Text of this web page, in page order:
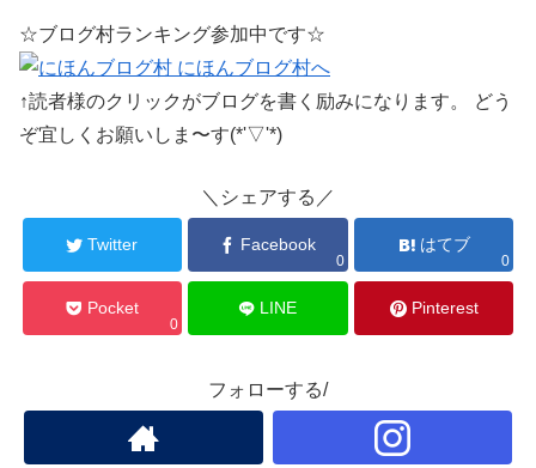
☆ブログ村ランキング参加中です☆
↑読者様のクリックがブログを書く励みになります。 どう
ぞ宜しくお願いしま〜す(*'▽'*)
＼シェアする／
Twitter Facebook
0
はてブ
0
Pocket
0
LINE Pinterest
フォローする/